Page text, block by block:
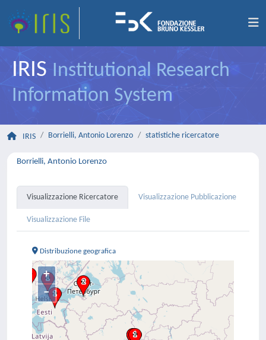
IRIS Institutional Research
Information System
IRIS Borrielli, Antonio Lorenzo statistiche ricercatore
Borrielli, Antonio Lorenzo
Visualizzazione Ricercatore Visualizzazione Pubblicazione
Visualizzazione File
Distribuzione geografica
+
–